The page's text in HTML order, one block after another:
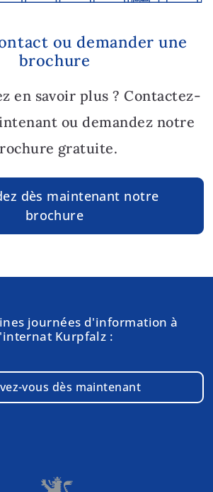
ou demander une
brochure
en savoir plus ? Contactez-
ou demandez notre
gratuite.
dès maintenant notre
brochure
journées d'information à
Kurpfalz :
vous dès maintenant